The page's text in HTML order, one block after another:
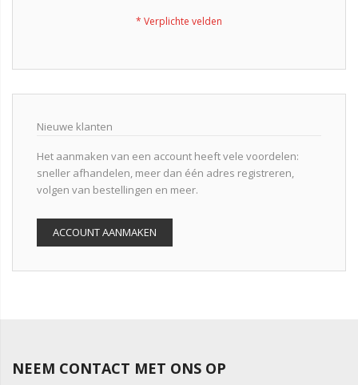
Nieuwe klanten
Het aanmaken van een account heeft vele voordelen:
sneller afhandelen, meer dan één adres registreren,
volgen van bestellingen en meer.
ACCOUNT AANMAKEN
NEEM CONTACT MET ONS OP